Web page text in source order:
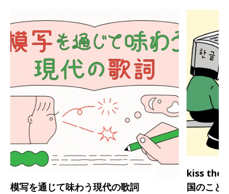
模写を通じて味わう現代の歌詞
kiss the
国のこと